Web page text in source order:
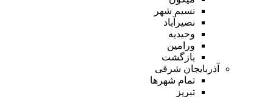
نسیم شهر
نصیرآباد
وحیدیه
ورامین
بازگشت
آذربایجان شرقی
تمام شهر‌ها
تبریز